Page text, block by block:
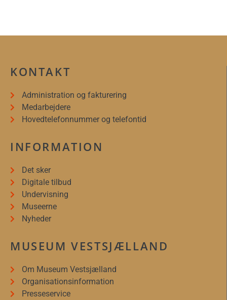
KONTAKT
Administration og fakturering
Medarbejdere
Hovedtelefonnummer og telefontid
INFORMATION
Det sker
Digitale tilbud
Undervisning
Museerne
Nyheder
MUSEUM VESTSJÆLLAND
Om Museum Vestsjælland
Organisationsinformation
Presseservice